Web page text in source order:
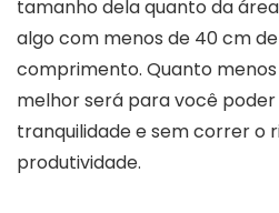
tamanho dela quanto da
algo com menos de 40 cm
comprimento. Quanto
melhor será para você
tranquilidade e sem correr o
produtividade.